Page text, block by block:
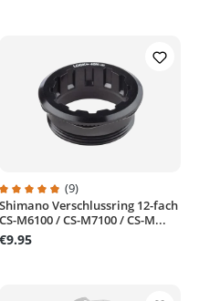
Average rating of 4.8 out of 5
(9)
Shimano Verschlussring 12-fach
CS-M6100 / CS-M7100 / CS-M...
€9.95